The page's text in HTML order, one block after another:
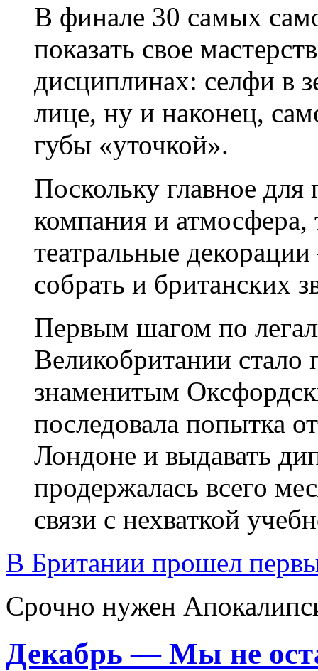
В финале 30 самых
показать свое
дисциплинах: селфи в
лице, ну и наконец,
губы «уточкой».
Поскольку главное
компания и атмосфера,
театральные
собрать и британских
Первым шагом по
Великобритании стало
знаменитым
последовала попытка
Лондоне и выдавать
продержалась всего
связи с нехваткой
В Британии прошел
Срочно нужен
Декабрь — Мы не